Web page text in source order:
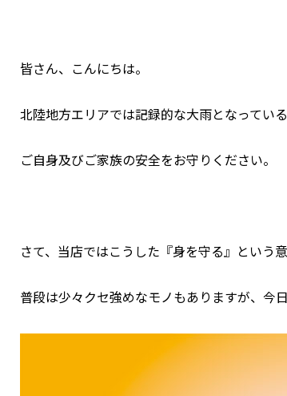
皆さん、こんにちは。
北陸地方エリアでは記録的な大雨となってい
ご自身及びご家族の安全をお守りください。
さて、当店ではこうした『身を守る』という
普段は少々クセ強めなモノもありますが、今